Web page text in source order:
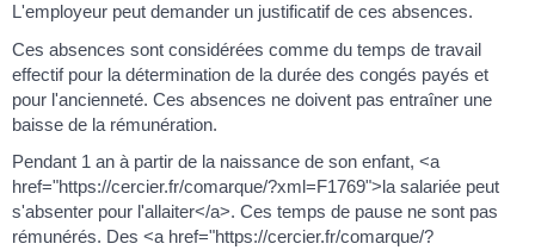
L'employeur peut demander un justificatif de ces absences.
Ces absences sont considérées comme du temps de travail
effectif pour la détermination de la durée des congés payés et
pour l'ancienneté. Ces absences ne doivent pas entraîner une
baisse de la rémunération.
Pendant 1 an à partir de la naissance de son enfant, <a
href="https://cercier.fr/comarque/?xml=F1769">la salariée peut
s'absenter pour l'allaiter</a>. Ces temps de pause ne sont pas
rémunérés. Des <a href="https://cercier.fr/comarque/?